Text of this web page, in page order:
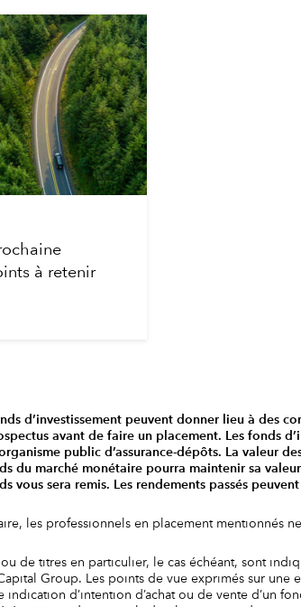
à retenir
d’investissement peuvent donner lieu à des
avant de faire un placement. Les fonds
public d’assurance-dépôts. La valeur
du marché monétaire pourra maintenir sa
vous sera remis. Les rendements passés
les professionnels en placement mentionnés
ou de titres en particulier, le cas échéant, sont
Group. Les points de vue exprimés sur
d’intention d’achat ou de vente d’un